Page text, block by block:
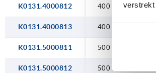
verstrekt
K0131.4000812 400 M8
K0131.4000813 400
K0131.5000811 500
K0131.5000812 500